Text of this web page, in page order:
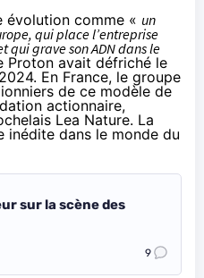
évolution comme « un
qui place l’entreprise
qui grave son ADN dans le
Proton avait défriché le
. En France, le groupe
de ce modèle de
actionnaire,
Lea Nature. La
inédite dans le monde du
sur la scène des
9